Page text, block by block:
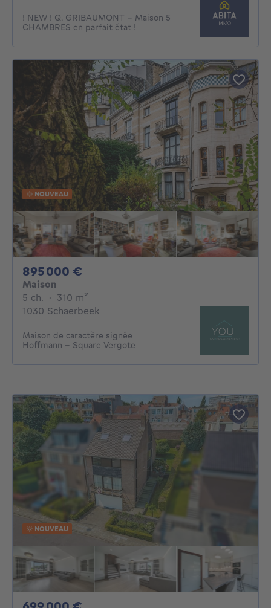
! NEW ! Q. GRIBAUMONT - Maison 5
CHAMBRES en parfait état !
NOUVEAU
895 000 €
Maison
5 ch. 5 chambres
· 310 m²
1030 Schaerbeek
Maison de caractère signée
Hoffmann – Square Vergote
NOUVEAU